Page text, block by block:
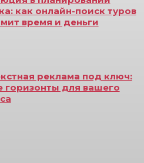
как онлайн-поиск туров
время и деньги
реклама под ключ:
горизонты для вашего